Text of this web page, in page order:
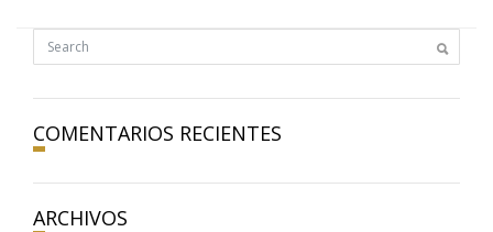
COMENTARIOS RECIENTES
ARCHIVOS